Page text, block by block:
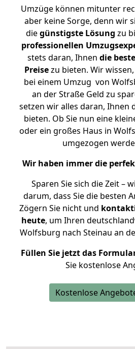
Umzüge können mitunter
aber keine Sorge, denn wir
diegünstigste Lösung zu
professionellen
stets daran, Ihnen die
Preisezu bieten. Wir
bei einem Umzug von
an der Straße Geld zu
setzen wir alles daran, Ihnen
bieten. Ob Sie nun eine
oder ein großes Haus in
umgezogen
Wir haben immer die
Sparen Sie sich die Zeit –
darum, dass Sie die besten
Zögern Sie nicht und
heute, um Ihren
Wolfsburg nach Steinau an
Füllen Sie jetzt das
Sie kostenlose
Kostenlose